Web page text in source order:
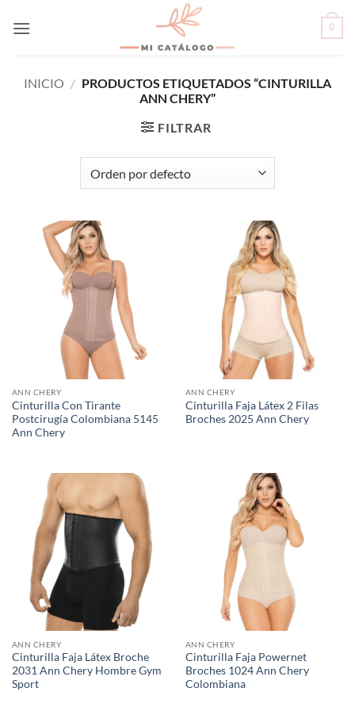
0
INICIO / PRODUCTOS ETIQUETADOS “CINTURILLA
ANN CHERY”
FILTRAR
ANN CHERY
Cinturilla Con Tirante
Postcirugía Colombiana 5145
Ann Chery
ANN CHERY
Cinturilla Faja Látex 2 Filas
Broches 2025 Ann Chery
ANN CHERY
Cinturilla Faja Látex Broche
2031 Ann Chery Hombre Gym
Sport
ANN CHERY
Cinturilla Faja Powernet
Broches 1024 Ann Chery
Colombiana